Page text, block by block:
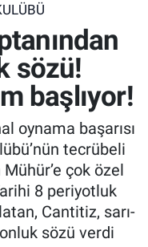
sözü!
başlıyor!
oynama başarısı
tecrübeli
çok özel
8 periyotluk
Cantitiz, sarı-
sözü verdi